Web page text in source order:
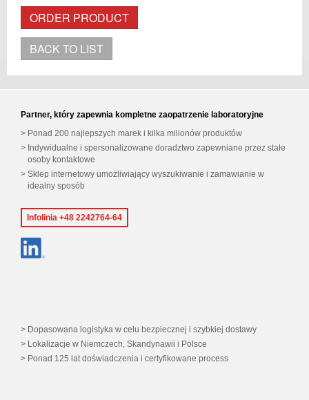
ORDER PRODUCT
BACK TO LIST
Partner, który zapewnia kompletne zaopatrzenie laboratoryjne
Ponad 200 najlepszych marek i kilka milionów produktów
Indywidualne i spersonalizowane doradztwo zapewniane przez stałe
osoby kontaktowe
Sklep internetowy umożliwiający wyszukiwanie i zamawianie w
idealny sposób
Infolinia +48 2242764-64
Dopasowana logistyka w celu bezpiecznej i szybkiej dostawy
Lokalizacje w Niemczech, Skandynawii i Polsce
Ponad 125 lat doświadczenia i certyfikowane process